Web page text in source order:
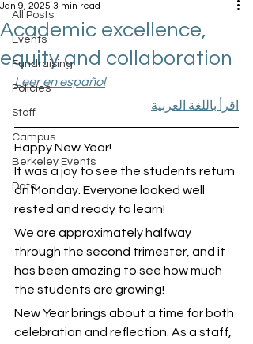
All Posts
Events
Fundraising
Policies
Staff
Campus
Berkeley Events
Data
Academic excellence,
equity and collaboration
Jan 9, 2025 3 min read
Leer en español
اقرأ باللغة العربية
Happy New Year!
It was a joy to see the students return
on Monday. Everyone looked well
rested and ready to learn!
We are approximately halfway
through the second trimester, and it
has been amazing to see how much
the students are growing!
New Year brings about a time for both
celebration and reflection. As a staff,